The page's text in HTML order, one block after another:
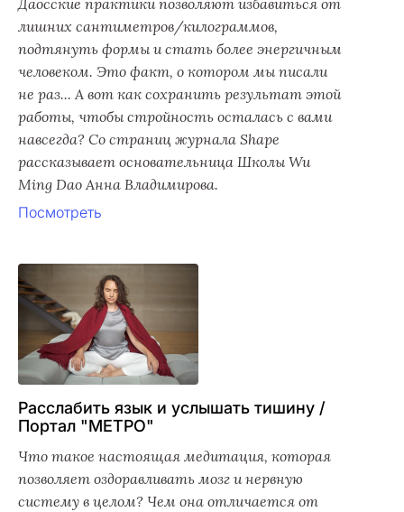
лишних сантиметров/килограммов,
подтянуть формы и стать более энергичным
человеком. Это факт, о котором мы писали
не раз... А вот как сохранить результат этой
работы, чтобы стройность осталась с вами
навсегда? Со страниц журнала Shape
рассказывает основательница Школы Wu
Ming Dao Анна Владимирова.
Посмотреть
Расслабить язык и услышать тишину /
Портал "МЕТРО"
Что такое настоящая медитация, которая
позволяет оздоравливать мозг и нервную
систему в целом? Чем она отличается от